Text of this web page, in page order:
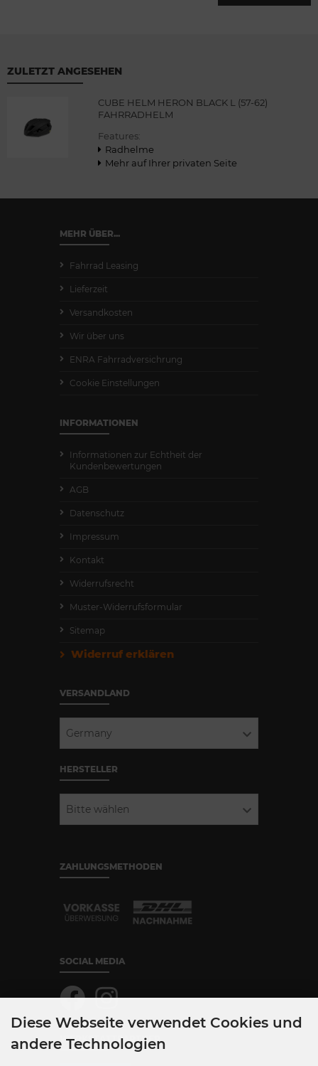
ZULETZT ANGESEHEN
CUBE HELM HERON BLACK L (57-62)
FAHRRADHELM
Features:
Radhelme
Mehr auf Ihrer privaten Seite
MEHR ÜBER...
Fahrrad Leasing
Lieferzeit
Versandkosten
Wir über uns
ENRA Fahrradversichrung
Cookie Einstellungen
INFORMATIONEN
Informationen zur Echtheit der
Kundenbewertungen
AGB
Datenschutz
Impressum
Kontakt
Widerrufsrecht
Muster-Widerrufsformular
Sitemap
Widerruf erklären
VERSANDLAND
Germany
HERSTELLER
Bitte wählen
ZAHLUNGSMETHODEN
SOCIAL MEDIA
WERKSTATTPARTNER
Diese Webseite verwendet Cookies und
andere Technologien